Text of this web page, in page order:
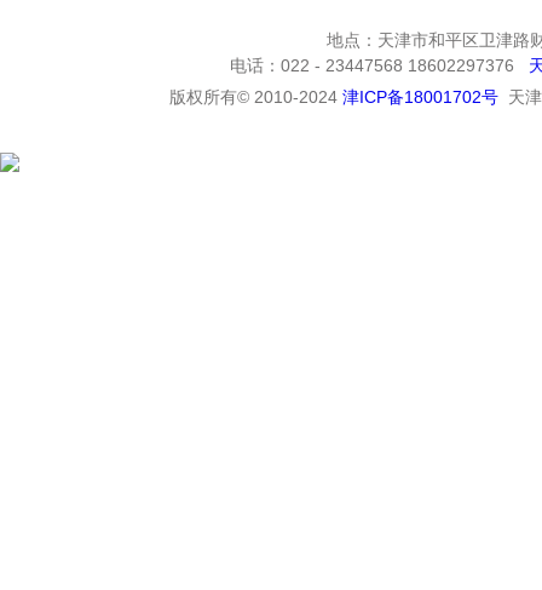
地点：天津市和平区卫津
电话：022 - 23447568 18602297376
版权所有© 2010-2024 津ICP备18001702号 天